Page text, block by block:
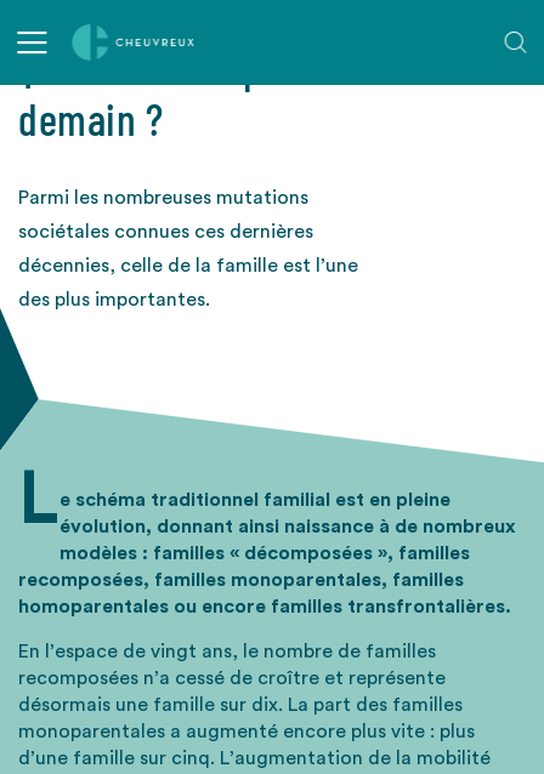
Quelle famille pour
demain ?
Parmi les nombreuses mutations
sociétales connues ces dernières
décennies, celle de la famille est l’une
des plus importantes.
Le schéma traditionnel familial est en pleine
évolution, donnant ainsi naissance à de nombreux
modèles : familles « décomposées », familles
recomposées, familles monoparentales, familles
homoparentales ou encore familles transfrontalières.
En l’espace de vingt ans, le nombre de familles
recomposées n’a cessé de croître et représente
désormais une famille sur dix. La part des familles
monoparentales a augmenté encore plus vite : plus
d’une famille sur cinq. L’augmentation de la mobilité